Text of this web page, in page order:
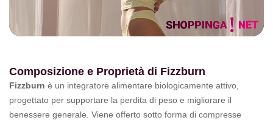
Composizione e Proprietà di Fizzburn
Fizzburn è un integratore alimentare biologicamente attivo,
progettato per supportare la perdita di peso e migliorare il
benessere generale. Viene offerto sotto forma di compresse